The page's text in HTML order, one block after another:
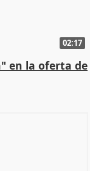
02:17
en la oferta de